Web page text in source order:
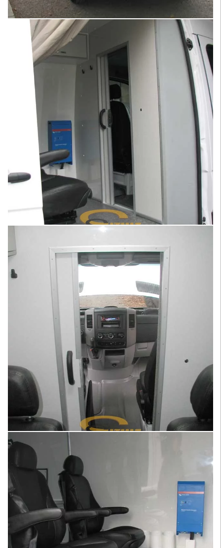
Увеличить
Увеличить
Увеличить